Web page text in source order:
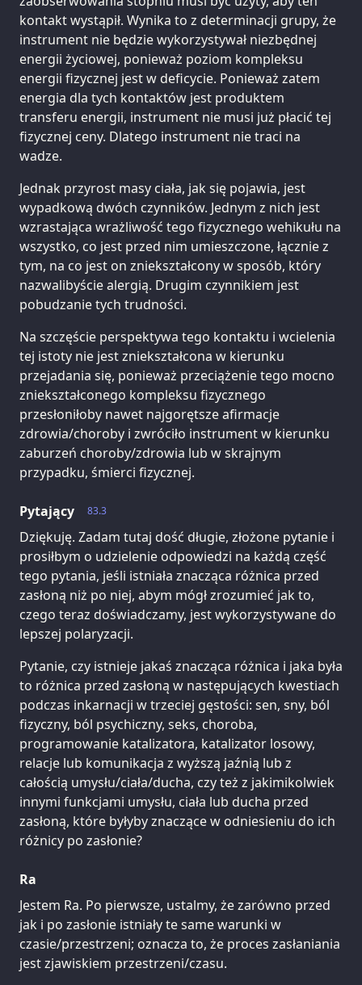
kontakt wystąpił. Wynika to z determinacji grupy, że
instrument nie będzie wykorzystywał niezbędnej
energii życiowej, ponieważ poziom kompleksu
energii fizycznej jest w deficycie. Ponieważ zatem
energia dla tych kontaktów jest produktem
transferu energii, instrument nie musi już płacić tej
fizycznej ceny. Dlatego instrument nie traci na
wadze.
Jednak przyrost masy ciała, jak się pojawia, jest
wypadkową dwóch czynników. Jednym z nich jest
wzrastająca wrażliwość tego fizycznego wehikułu na
wszystko, co jest przed nim umieszczone, łącznie z
tym, na co jest on zniekształcony w sposób, który
nazwalibyście alergią. Drugim czynnikiem jest
pobudzanie tych trudności.
Na szczęście perspektywa tego kontaktu i wcielenia
tej istoty nie jest zniekształcona w kierunku
przejadania się, ponieważ przeciążenie tego mocno
zniekształconego kompleksu fizycznego
przesłoniłoby nawet najgorętsze afirmacje
zdrowia/choroby i zwróciło instrument w kierunku
zaburzeń choroby/zdrowia lub w skrajnym
przypadku, śmierci fizycznej.
83.3
Pytający
Dziękuję. Zadam tutaj dość długie, złożone pytanie i
prosiłbym o udzielenie odpowiedzi na każdą część
tego pytania, jeśli istniała znacząca różnica przed
zasłoną niż po niej, abym mógł zrozumieć jak to,
czego teraz doświadczamy, jest wykorzystywane do
lepszej polaryzacji.
Pytanie, czy istnieje jakaś znacząca różnica i jaka była
to różnica przed zasłoną w następujących kwestiach
podczas inkarnacji w trzeciej gęstości: sen, sny, ból
fizyczny, ból psychiczny, seks, choroba,
programowanie katalizatora, katalizator losowy,
relacje lub komunikacja z wyższą jaźnią lub z
całością umysłu/ciała/ducha, czy też z jakimikolwiek
innymi funkcjami umysłu, ciała lub ducha przed
zasłoną, które byłyby znaczące w odniesieniu do ich
różnicy po zasłonie?
Ra
Jestem Ra. Po pierwsze, ustalmy, że zarówno przed
jak i po zasłonie istniały te same warunki w
czasie/przestrzeni; oznacza to, że proces zasłaniania
jest zjawiskiem przestrzeni/czasu.